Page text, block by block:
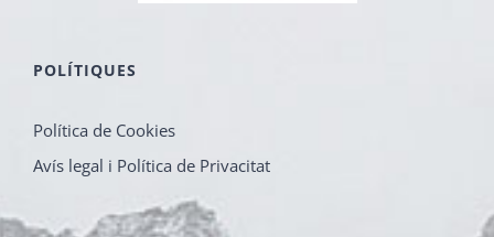
POLÍTIQUES
Política de Cookies
Avís legal i Política de Privacitat